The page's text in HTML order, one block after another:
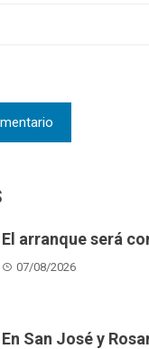
El arranque será
07/08/2026
En San José y